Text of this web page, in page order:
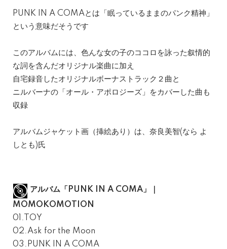
PUNK IN A COMAとは「眠っているままのパンク精神」
という意味だそうです
このアルバムには、色んな女の子のココロを詠った叙情的
な詞を含んだオリジナル楽曲に加え
自宅録音したオリジナルボーナストラック２曲と
ニルバーナの「オール・アポロジーズ」をカバーした曲も
収録
アルバムジャケット画（挿絵あり）は、奈良美智(なら よ
しとも)氏
アルバム「PUNK IN A COMA」｜
MOMOKOMOTION
01.TOY
02.Ask for the Moon
03.PUNK IN A COMA